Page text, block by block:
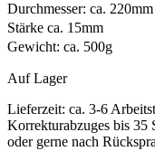
Durchmesser: ca. 220mm
Stärke ca. 15mm
Gewicht: ca. 500g
Auf Lager
Lieferzeit: ca. 3-6
Korrekturabzuges bis 35
oder gerne nach